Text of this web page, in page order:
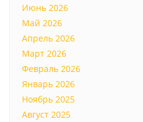
Июнь 2026
Май 2026
Апрель 2026
Март 2026
Февраль 2026
Январь 2026
Ноябрь 2025
Август 2025